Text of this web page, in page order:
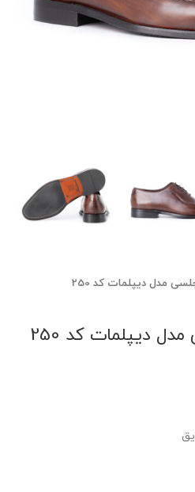
مدل دیپلمات کد 250
دیپلمات کد 250